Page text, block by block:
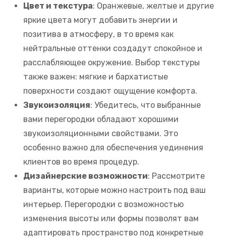
Цвет и текстура: Оранжевые, желтые и другие
яркие цвета могут добавить энергии и
позитива в атмосферу, в то время как
нейтральные оттенки создадут спокойное и
расслабляющее окружение. Выбор текстуры
также важен: мягкие и бархатистые
поверхности создают ощущение комфорта.
Звукоизоляция: Убедитесь, что выбранные
вами перегородки обладают хорошими
звукоизоляционными свойствами. Это
особенно важно для обеспечения уединения
клиентов во время процедур.
Дизайнерские возможности: Рассмотрите
варианты, которые можно настроить под ваш
интерьер. Перегородки с возможностью
изменения высоты или формы позволят вам
адаптировать пространство под конкретные